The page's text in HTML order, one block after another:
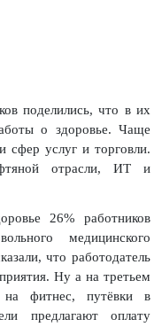
поделились, что в их
о здоровье. Чаще
сфер услуг и торговли.
отрасли, ИТ и
26% работников
медицинского
что работодатель
Ну а на третьем
на фитнес, путёвки в
предлагают оплату